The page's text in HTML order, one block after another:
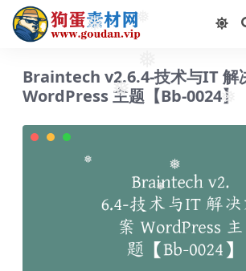
❅
❅
❅
❅
❅
❅ ❅
Braintech v2.6.4-技术与IT 解
WordPress 主题【Bb-0024】